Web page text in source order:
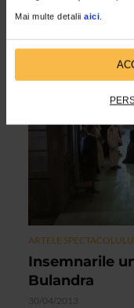
Mai multe detalii aici
Iasi, in paralel avand
VIDEO
ARTELE
Insemnarile
Bulandra
30/04/2013